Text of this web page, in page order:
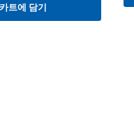
트에 담기